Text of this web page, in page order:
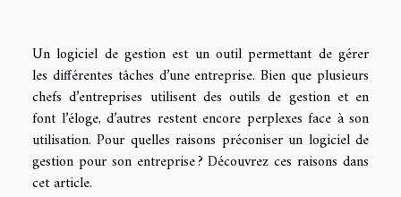
Un logiciel de gestion est un outil permettant de gérer
les différentes tâches d’une entreprise. Bien que plusieurs
chefs d’entreprises utilisent des outils de gestion et en
font l’éloge, d’autres restent encore perplexes face à son
utilisation. Pour quelles raisons préconiser un logiciel de
gestion pour son entreprise ? Découvrez ces raisons dans
cet article.